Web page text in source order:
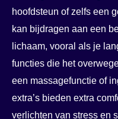
hoofdsteun of zelfs een
kan bijdragen aan een
lichaam, vooral als je
functies die het
een massagefunctie of
extra’s bieden extra
verlichten van stress en